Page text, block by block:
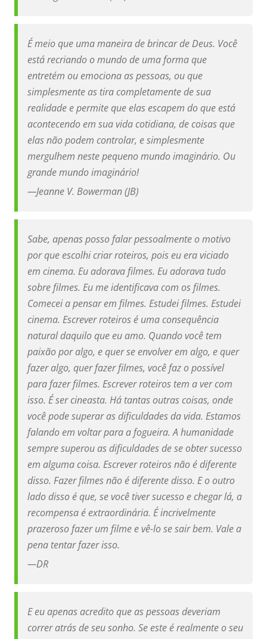
É meio que uma maneira de brincar de Deus. Você
está recriando o mundo de uma forma que
entretém ou emociona as pessoas, ou que
simplesmente as tira completamente de sua
realidade e permite que elas escapem do que está
acontecendo em sua vida cotidiana, de coisas que
elas não podem controlar, e simplesmente
mergulhem neste pequeno mundo imaginário. Ou
grande mundo imaginário!
—Jeanne V. Bowerman (JB)
Sabe, apenas posso falar pessoalmente o motivo
por que escolhi criar roteiros, pois eu era viciado
em cinema. Eu adorava filmes. Eu adorava tudo
sobre filmes. Eu me identificava com os filmes.
Comecei a pensar em filmes. Estudei filmes. Estudei
cinema. Escrever roteiros é uma consequência
natural daquilo que eu amo. Quando você tem
paixão por algo, e quer se envolver em algo, e quer
fazer algo, quer fazer filmes, você faz o possível
para fazer filmes. Escrever roteiros tem a ver com
isso. É ser cineasta. Há tantas outras coisas, onde
você pode superar as dificuldades da vida. Estamos
falando em voltar para a fogueira. A humanidade
sempre superou as dificuldades de se obter sucesso
em alguma coisa. Escrever roteiros não é diferente
disso. Fazer filmes não é diferente disso. E o outro
lado disso é que, se você tiver sucesso e chegar lá, a
recompensa é extraordinária. É incrivelmente
prazeroso fazer um filme e vê-lo se sair bem. Vale a
pena tentar fazer isso.
—DR
E eu apenas acredito que as pessoas deveriam
correr atrás de seu sonho. Se este é realmente o seu